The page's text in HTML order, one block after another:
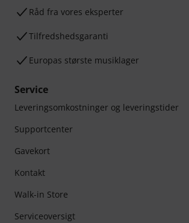
Råd fra vores eksperter
Tilfredshedsgaranti
Europas største musiklager
Service
Leveringsomkostninger og leveringstider
Supportcenter
Gavekort
Kontakt
Walk-in Store
Serviceoversigt